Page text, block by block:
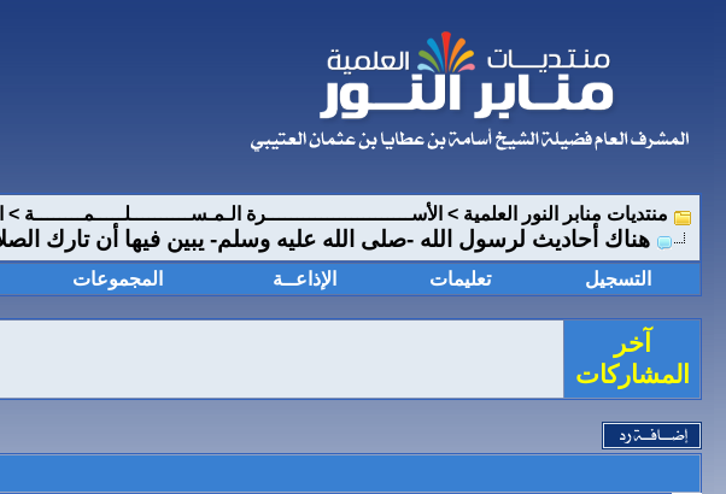
منتديات منابر النور العلمية > الأســــــــــــــــــــــــرة الـمـســــــــــلـــــمــــــــة >
هناك أحاديث لرسول الله -صلى الله عليه وسلم- يبين فيها أن تارك
التسجيل
تعليمات الإذاعــة المجموعات
آخر
المشاركات